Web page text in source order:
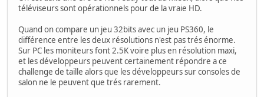
téléviseurs sont opérationnels pour de la vraie HD.
Quand on compare un jeu 32bits avec un jeu PS360, le
différence entre les deux résolutions n'est pas trés énorme.
Sur PC les moniteurs font 2.5K voire plus en résolution maxi,
et les développeurs peuvent certainement répondre a ce
challenge de taille alors que les développeurs sur consoles de
salon ne le peuvent que trés rarement.